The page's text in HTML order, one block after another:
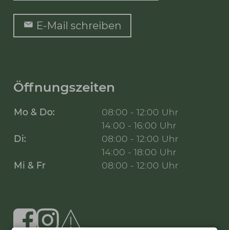
E-Mail schreiben
Öffnungszeiten
Mo & Do:
08:00 - 12:00 Uhr
14:00 - 16:00 Uhr
Di:
08:00 - 12:00 Uhr
14:00 - 18:00 Uhr
Mi & Fr
08:00 - 12:00 Uhr